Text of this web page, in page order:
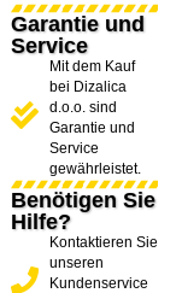
Garantie und
Service
Mit dem Kauf
bei Dizalica
d.o.o. sind
Garantie und
Service
gewährleistet.
Benötigen Sie
Hilfe?
Kontaktieren Sie
unseren
Kundenservice